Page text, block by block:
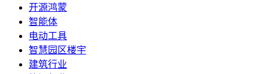
开源鸿蒙
智能体
电动工具
智慧园区楼宇
建筑行业